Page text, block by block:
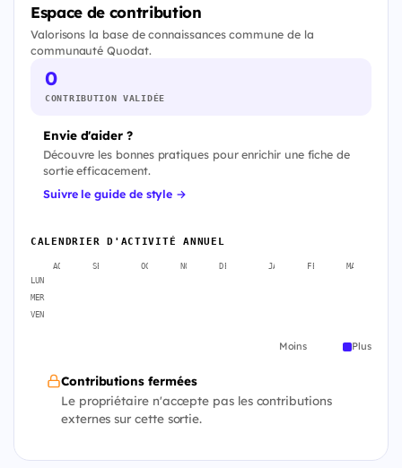
Espace de contribution
Valorisons la base de connaissances commune de la
communauté Quodat.
0
CONTRIBUTION VALIDÉE
Envie d'aider ?
Découvre les bonnes pratiques pour enrichir une fiche de
sortie efficacement.
Suivre le guide de style →
CALENDRIER D'ACTIVITÉ ANNUEL
AOÛT SEPT. OCT. NOV. DÉC. JANV. FÉVR. MARS
LUN
MER
VEN
Moins Plus
Contributions fermées
Le propriétaire n'accepte pas les contributions
externes sur cette sortie.